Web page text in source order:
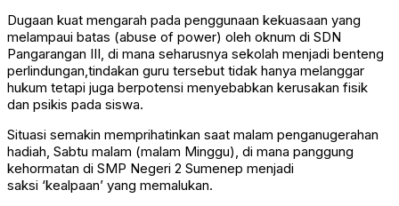
Dugaan kuat mengarah pada penggunaan kekuasaan yang
melampaui batas (abuse of power) oleh oknum di SDN
Pangarangan III, di mana seharusnya sekolah menjadi benteng
perlindungan,tindakan guru tersebut tidak hanya melanggar
hukum tetapi juga berpotensi menyebabkan kerusakan fisik
dan psikis pada siswa.
Situasi semakin memprihatinkan saat malam penganugerahan
hadiah, Sabtu malam (malam Minggu), di mana panggung
kehormatan di SMP Negeri 2 Sumenep menjadi
saksi ‘kealpaan’ yang memalukan.